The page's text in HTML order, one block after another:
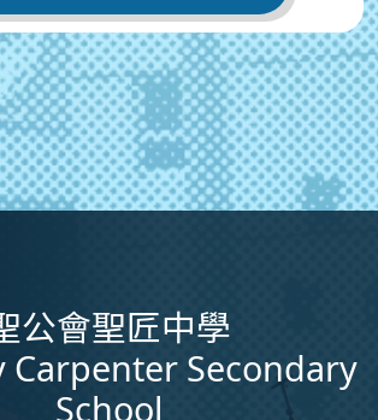
公會聖匠中學
Carpenter Secondary
School